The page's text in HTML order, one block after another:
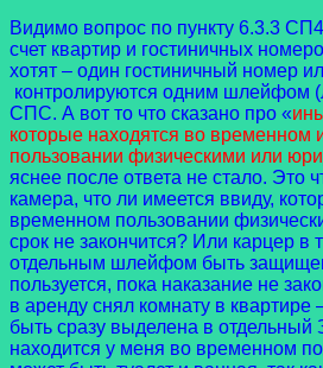
Видимо вопрос по пункту 6.3.3
счет квартир и гостиничных
хотят – один гостиничный номер
контролируются одним шлейфом
СПС. А вот то что сказано про «
которые находятся во временном
пользовании физическими или
яснее после ответа не стало. Это
камера, что ли имеется ввиду,
временном пользовании
срок не закончится? Или карцер в
отдельным шлейфом быть
пользуется, пока наказание не
в аренду снял комнату в
быть сразу выделена в отдельный
находится у меня во временном